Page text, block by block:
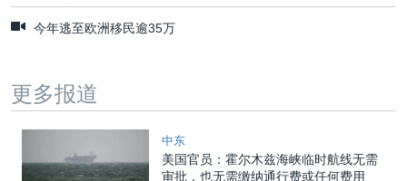
今年逃至欧洲移民逾35万
更多报道
中东
美国官员：霍尔木兹海峡临时航线无需
审批，也无需缴纳通行费或任何费用